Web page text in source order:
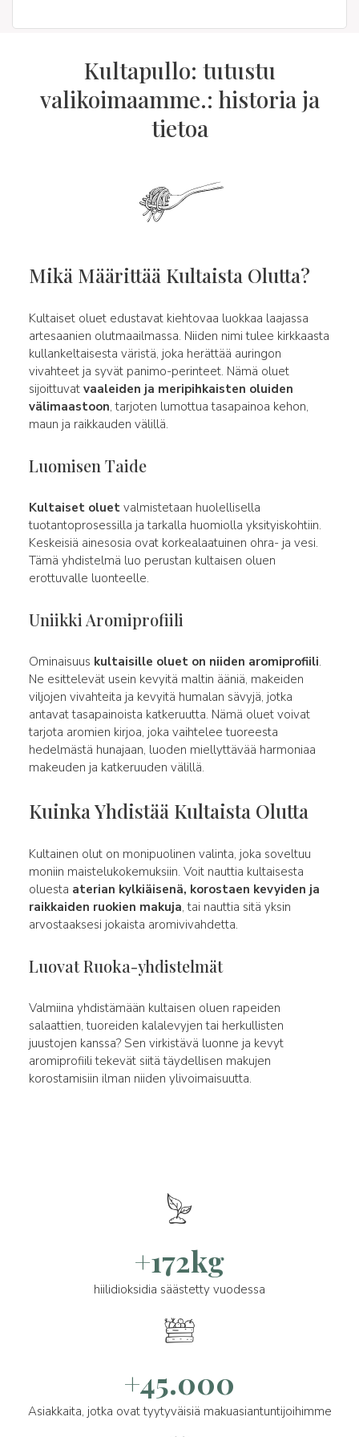
Kultapullo: tutustu
valikoimaamme.: historia ja
tietoa
Mikä Määrittää Kultaista Olutta?
Kultaiset oluet edustavat kiehtovaa luokkaa laajassa
artesaanien olutmaailmassa. Niiden nimi tulee kirkkaasta
kullankeltaisesta väristä, joka herättää auringon
vivahteet ja syvät panimo-perinteet. Nämä oluet
sijoittuvat vaaleiden ja meripihkaisten oluiden
välimaastoon, tarjoten lumottua tasapainoa kehon,
maun ja raikkauden välillä.
Luomisen Taide
Kultaiset oluetvalmistetaan huolellisella
tuotantoprosessilla ja tarkalla huomiolla yksityiskohtiin.
Keskeisiä ainesosia ovat korkealaatuinen ohra- ja vesi.
Tämä yhdistelmä luo perustan kultaisen oluen
erottuvalle luonteelle.
Uniikki Aromiprofiili
Ominaisuus kultaisille oluet on niiden aromiprofiili.
Ne esittelevät usein kevyitä maltin ääniä, makeiden
viljojen vivahteita ja kevyitä humalan sävyjä, jotka
antavat tasapainoista katkeruutta. Nämä oluet voivat
tarjota aromien kirjoa, joka vaihtelee tuoreesta
hedelmästä hunajaan, luoden miellyttävää harmoniaa
makeuden ja katkeruuden välillä.
Kuinka Yhdistää Kultaista Olutta
Kultainen olut on monipuolinen valinta, joka soveltuu
moniin maistelukokemuksiin. Voit nauttia kultaisesta
oluesta aterian kylkiäisenä, korostaen kevyiden ja
raikkaiden ruokien makuja, tai nauttia sitä yksin
arvostaaksesi jokaista aromivivahdetta.
Luovat Ruoka-yhdistelmät
Valmiina yhdistämään kultaisen oluen rapeiden
salaattien, tuoreiden kalalevyjen tai herkullisten
juustojen kanssa? Sen virkistävä luonne ja kevyt
aromiprofiili tekevät siitä täydellisen makujen
korostamisiin ilman niiden ylivoimaisuutta.
+172kg
hiilidioksidia säästetty vuodessa
+45.000
Asiakkaita, jotka ovat tyytyväisiä makuasiantuntijoihimme